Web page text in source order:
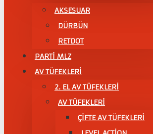
AKSESUAR
DÜRBÜN
RETDOT
PARTİ MLZ
AV TÜFEKLERİ
2. EL AV TÜFEKLERİ
AV TÜFEKLERI
ÇIFTE AV TÜFEKLERI